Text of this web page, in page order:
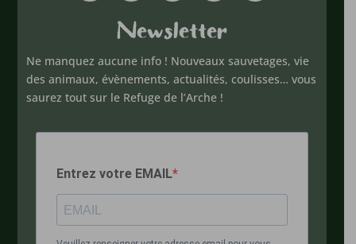
Newsletter
Ne manquez aucune info ! Nouveaux sauvetages, vie
des animaux, évènements, actualités, coulisses… vous
saurez tout sur le Refuge de l’Arche !
Entrez votre EMAIL